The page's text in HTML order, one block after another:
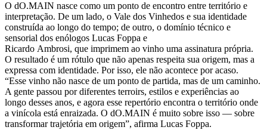
O dO.MAIN nasce como um ponto de encontro entre território e
interpretação. De um lado, o Vale dos Vinhedos e sua identidade
construída ao longo do tempo; de outro, o domínio técnico e
sensorial dos enólogos Lucas Foppa e
Ricardo Ambrosi, que imprimem ao vinho uma assinatura própria.
O resultado é um rótulo que não apenas respeita sua origem, mas a
expressa com identidade. Por isso, ele não acontece por acaso.
“Esse vinho não nasce de um ponto de partida, mas de um caminho.
A gente passou por diferentes terroirs, estilos e experiências ao
longo desses anos, e agora esse repertório encontra o território onde
a vinícola está enraizada. O dO.MAIN é muito sobre isso — sobre
transformar trajetória em origem”, afirma Lucas Foppa.